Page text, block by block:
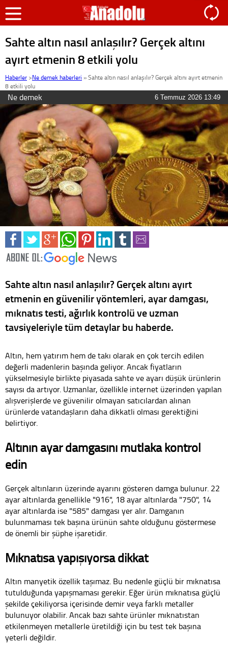
Sahte altın nasıl anlaşılır? Gerçek altını
ayırt etmenin 8 etkili yolu
Haberler >Ne demek haberleri »Sahte altın nasıl anlaşılır? Gerçek altını ayırt etmenin
8 etkili yolu
Ne demek 6 Temmuz 2026 13:49
Sahte altın nasıl anlaşılır? Gerçek altını ayırt
etmenin en güvenilir yöntemleri, ayar damgası,
mıknatıs testi, ağırlık kontrolü ve uzman
tavsiyeleriyle tüm detaylar bu haberde.
Altın, hem yatırım hem de takı olarak en çok tercih edilen
değerli madenlerin başında geliyor. Ancak fiyatların
yükselmesiyle birlikte piyasada sahte ve ayarı düşük ürünlerin
sayısı da artıyor. Uzmanlar, özellikle internet üzerinden yapılan
alışverişlerde ve güvenilir olmayan satıcılardan alınan
ürünlerde vatandaşların daha dikkatli olması gerektiğini
belirtiyor.
Altının ayar damgasını mutlaka kontrol
edin
Gerçek altınların üzerinde ayarını gösteren damga bulunur. 22
ayar altınlarda genellikle "916", 18 ayar altınlarda "750", 14
ayar altınlarda ise "585" damgası yer alır. Damganın
bulunmaması tek başına ürünün sahte olduğunu göstermese
de önemli bir şüphe işaretidir.
Mıknatısa yapışıyorsa dikkat
Altın manyetik özellik taşımaz. Bu nedenle güçlü bir mıknatısa
tutulduğunda yapışmaması gerekir. Eğer ürün mıknatısa güçlü
şekilde çekiliyorsa içerisinde demir veya farklı metaller
bulunuyor olabilir. Ancak bazı sahte ürünler mıknatıstan
etkilenmeyen metallerle üretildiği için bu test tek başına
yeterli değildir.